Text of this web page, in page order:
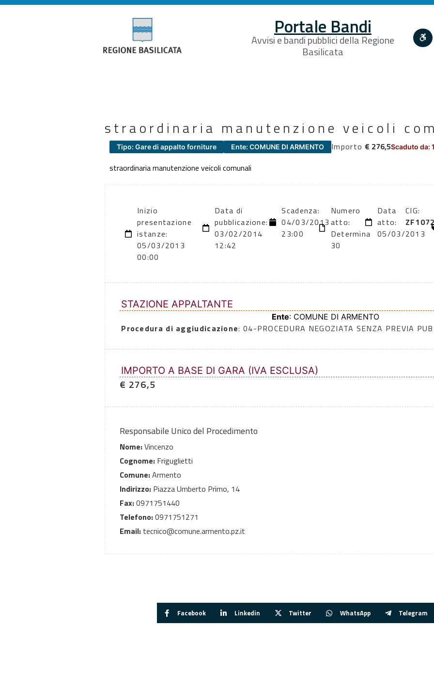
Portale Bandi
Avvisi e bandi pubblici della Regione
Basilicata
straordinaria manutenzione veicoli
Tipo: Gare di appalto forniture Ente: COMUNE DI ARMENTO Importo € 276,5Scaduto da:
straordinaria manutenzione veicoli comunali
Inizio
presentazione
istanze:
05/03/2013
00:00
Data di
pubblicazione:
03/02/2014
12:42
Scadenza:
04/03/2013
23:00
Numero
atto:
Determina
30
Data
atto:
05/03/2013
CIG:
STAZIONE APPALTANTE
Ente: COMUNE DI ARMENTO
Procedura di aggiudicazione: 04-PROCEDURA NEGOZIATA SENZA PREVIA
IMPORTO A BASE DI GARA (IVA ESCLUSA)
€ 276,5
Responsabile Unico del Procedimento
Nome:Vincenzo
Cognome: Friguglietti
Comune:Armento
Indirizzo: Piazza Umberto Primo, 14
Fax:0971751440
Telefono:0971751271
Email: tecnico@comune.armento.pz.it
Facebook Linkedin Twitter WhatsApp Telegram